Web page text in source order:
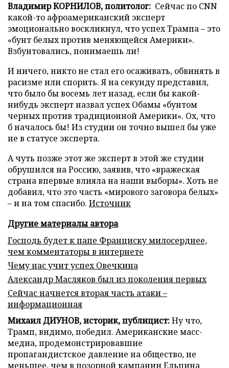
Владимир КОРНИЛОВ, политолог: Сейчас по CNN
какой-то афроамериканский эксперт
эмоционально воскликнул, что успех Трампа – это
«бунт белых против меняющейся Америки».
Взбунтовались, понимаешь ли!
И ничего, никто не стал его осаживать, обвинять в
расизме или спорить. Я на секунду представил,
что было бы восемь лет назад, если бы какой-
нибудь эксперт назвал успех Обамы «бунтом
черных против традиционной Америки». Ох, что
б началось бы! Из студии он точно вышел бы уже
не в статусе эксперта.
А чуть позже этот же эксперт в этой же студии
обрушился на Россию, заявив, что «вражеская
страна впервые влияла на наши выборы». Хоть не
добавил, что это часть «мирового заговора белых»
– и на том спасибо. Источник
Другие материалы автора
Господь будет к папе Франциску милосерднее,
чем комментаторы в интернете
Чему нас учит успех Овечкина
Александр Масляков был из поколения первых
Сейчас начнется вторая часть атаки –
информационная
Михаил ДИУНОВ, историк, публицист:Ну что,
Трамп, видимо, победил. Американские масс-
медиа, продемонстрировавшие
пропагандистское давление на общество, не
меньшее, чем в позорной кампании Ельцина